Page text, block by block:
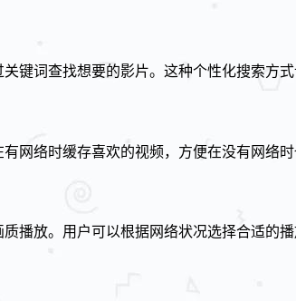
键词查找想要的影片。这种个性化搜索方式
网络时缓存喜欢的视频，方便在没有网络时
播放。用户可以根据网络状况选择合适的播